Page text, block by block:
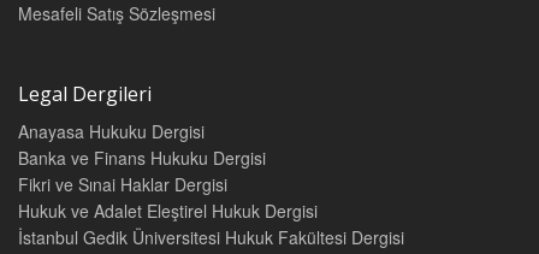
Mesafeli Satış Sözleşmesi
Legal Dergileri
Anayasa Hukuku Dergisi
Banka ve Finans Hukuku Dergisi
Fikri ve Sınai Haklar Dergisi
Hukuk ve Adalet Eleştirel Hukuk Dergisi
İstanbul Gedik Üniversitesi Hukuk Fakültesi Dergisi